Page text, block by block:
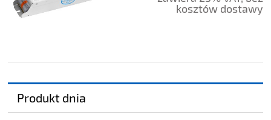
kosztów dostawy
Produkt dnia